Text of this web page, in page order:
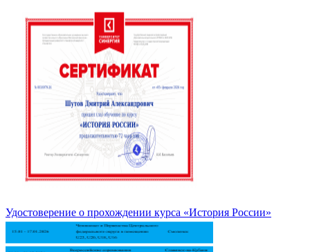
Удостоверение о прохождении курса «История России»